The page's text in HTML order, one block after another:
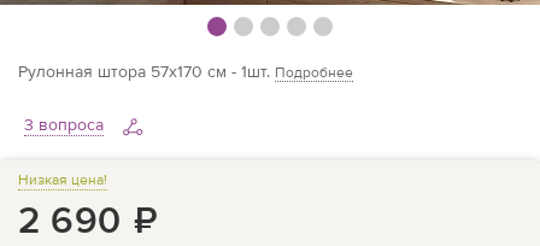
Рулонная штора 57х170 см - 1шт. Подробнее
3 вопроса
Низкая цена!
2 690 ₽